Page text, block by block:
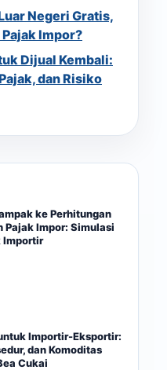
Negeri Gratis,
Impor?
Dijual Kembali:
dan Risiko
ke Perhitungan
Pajak Impor: Simulasi
Importir
Importir-Eksportir:
dan Komoditas
Cukai